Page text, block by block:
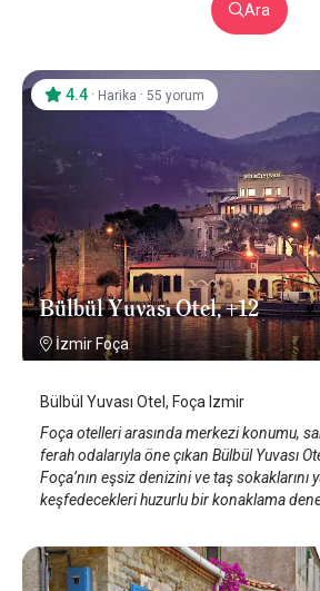
Ara
Bülbül Yuvası Otel, +12
İzmir Foça
4.4 · Harika · 55 yorum
Bülbül Yuvası Otel, Foça Izmir
Foça otelleri arasında merkezi konumu,
ferah odalarıyla öne çıkan Bülbül Yuvası
Foça’nın eşsiz denizini ve taş sokaklarını
keşfedecekleri huzurlu bir konaklama